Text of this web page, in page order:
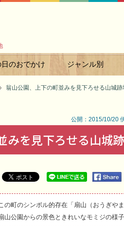
のおでかけ ジャンル別
翁山公園、上下の町並みを見下ろせる山城跡
公開：2015/10/20
みを見下ろせる山城
の町のシンボル的存在「扇山（おうぎや
公園からの景色ときれいなモミジの様子